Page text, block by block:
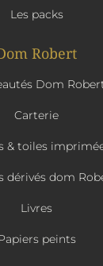
Les packs
Robert
Dom
Carterie
& toiles
dérivés dom
Livres
peints